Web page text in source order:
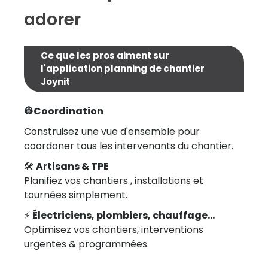
adorer
Ce que les pros aiment sur
l'application planning de chantier
Joynit
👷Coordination
Construisez une vue d'ensemble pour
coordoner tous les intervenants du chantier.
🛠 Artisans & TPE
Planifiez vos chantiers , installations et
tournées simplement.
⚡ Électriciens, plombiers, chauffage...
Optimisez vos chantiers, interventions
urgentes & programmées.